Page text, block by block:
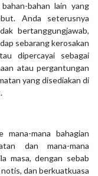
bahan lain yang
Anda seterusnya
bertanggungjawab,
sebarang kerosakan
dipercayai sebagai
atau pergantungan
yang disediakan di
mana bahagian
dan mana-mana
masa, dengan sebab
dan berkuatkuasa